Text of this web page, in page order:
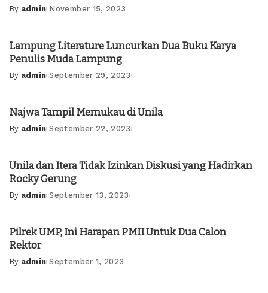
Posted
By admin November 15, 2023
Lampung Literature Luncurkan Dua Buku Karya
Penulis Muda Lampung
Posted
By admin September 29, 2023
Najwa Tampil Memukau di Unila
Posted
By admin September 22, 2023
Unila dan Itera Tidak Izinkan Diskusi yang Hadirkan
Rocky Gerung
Posted
By admin September 13, 2023
Pilrek UMP, Ini Harapan PMII Untuk Dua Calon
Rektor
Posted
By admin September 1, 2023